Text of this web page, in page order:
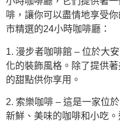
啡，讓你可以盡情地享受
市精選的24小時咖啡廳：
1. 漫步者咖啡館 – 位於大
化的裝飾風格。除了提供
的甜點供你享用。
2. 索樂咖啡 – 這是一家位
新鮮、美味的咖啡和小吃